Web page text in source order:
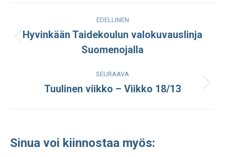
navigation
EDELLINEN
julkaisu:
Hyvinkään Taidekoulun valokuvauslinja
Suomenojalla
SEURAAVA
Seuraava
Tuulinen viikko – Viikko 18/13
Sinua voi kiinnostaa myös: